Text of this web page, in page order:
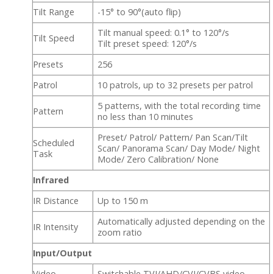
Tilt Range
-15° to 90°(auto flip)
Tilt Speed
Tilt manual speed: 0.1° to 120°/s
Tilt preset speed: 120°/s
Presets
256
Patrol
10 patrols, up to 32 presets per patrol
Pattern
5 patterns, with the total recording time
no less than 10 minutes
Scheduled
Task
Preset/ Patrol/ Pattern/ Pan Scan/Tilt
Scan/ Panorama Scan/ Day Mode/ Night
Mode/ Zero Calibration/ None
Infrared
IR Distance
Up to 150 m
IR Intensity
Automatically adjusted depending on the
zoom ratio
Input/Output